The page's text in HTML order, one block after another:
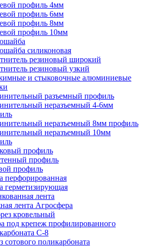
профиль 4мм
профиль 6мм
профиль 8мм
профиль 10мм
силиконовая
резиновый широкий
резиновый узкий
и стыковочные алюминиевые
разъемный профиль
неразъемный 4-6мм
неразъемный 8мм профиль
неразъемный 10мм
профиль
профиль
профиль
перфорированная
герметизирующая
лента
лента Агросфера
кровельный
под крепеж профилированного
С-8
сотового поликарбоната